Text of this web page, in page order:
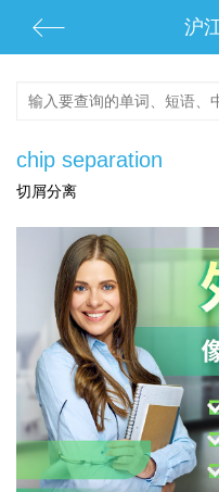
沪
chip separation
切屑分离